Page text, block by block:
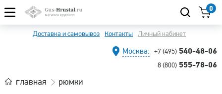
0
Доставка и самовывоз Контакты Личный кабинет
Москва: +7 (495) 540-48-06
8 (800) 555-78-06
главная рюмки